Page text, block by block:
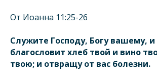
От Иоанна 11:25-26
Служите Господу, Богу вашему,
благословит хлеб твой и вино
твою; и отвращу от вас болезни.